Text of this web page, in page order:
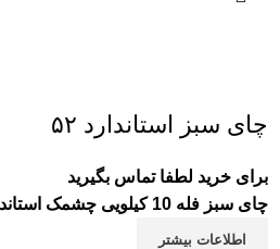
چای سبز استاندارد ۵۲
برای خرید لطفا تماس بگیرید
چای سبز فله 10 کیلویی چشمک استاندارد ۵۲ (پیکو)
اطلاعات بیشتر